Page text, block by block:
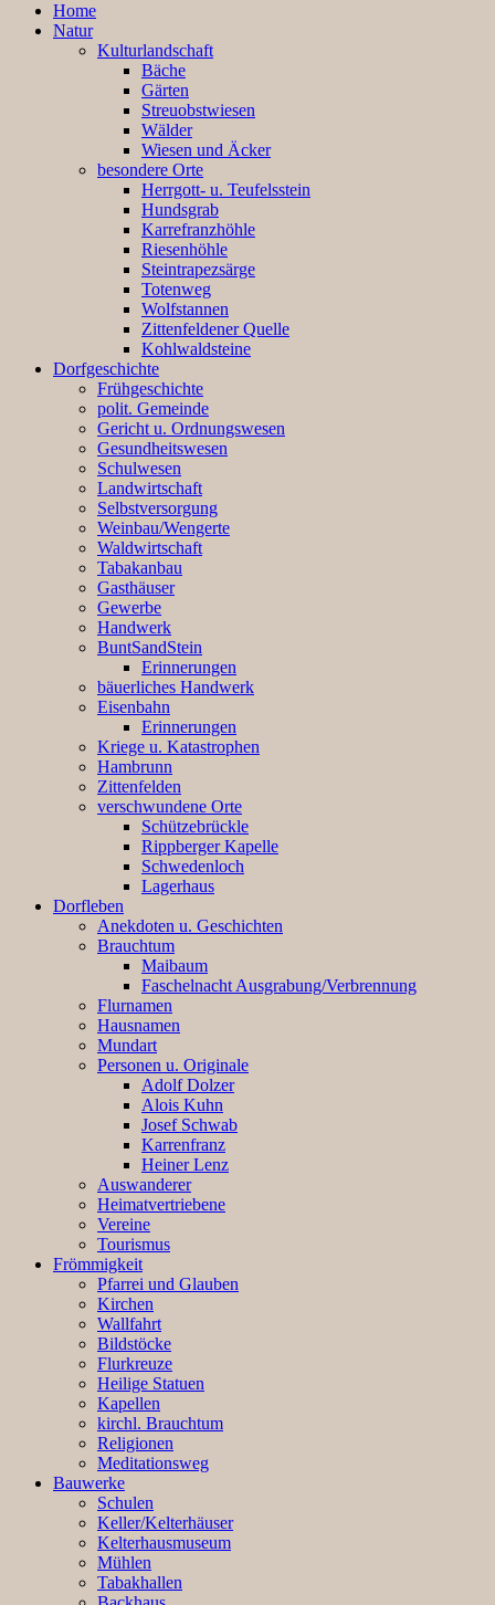
Home
Natur
Kulturlandschaft
Bäche
Gärten
Streuobstwiesen
Wälder
Wiesen und Äcker
besondere Orte
Herrgott- u. Teufelsstein
Hundsgrab
Karrefranzhöhle
Riesenhöhle
Steintrapezsärge
Totenweg
Wolfstannen
Zittenfeldener Quelle
Kohlwaldsteine
Dorfgeschichte
Frühgeschichte
polit. Gemeinde
Gericht u. Ordnungswesen
Gesundheitswesen
Schulwesen
Landwirtschaft
Selbstversorgung
Weinbau/Wengerte
Waldwirtschaft
Tabakanbau
Gasthäuser
Gewerbe
Handwerk
BuntSandStein
Erinnerungen
bäuerliches Handwerk
Eisenbahn
Erinnerungen
Kriege u. Katastrophen
Hambrunn
Zittenfelden
verschwundene Orte
Schützebrückle
Rippberger Kapelle
Schwedenloch
Lagerhaus
Dorfleben
Anekdoten u. Geschichten
Brauchtum
Maibaum
Faschelnacht Ausgrabung/Verbrennung
Flurnamen
Hausnamen
Mundart
Personen u. Originale
Adolf Dolzer
Alois Kuhn
Josef Schwab
Karrenfranz
Heiner Lenz
Auswanderer
Heimatvertriebene
Vereine
Tourismus
Frömmigkeit
Pfarrei und Glauben
Kirchen
Wallfahrt
Bildstöcke
Flurkreuze
Heilige Statuen
Kapellen
kirchl. Brauchtum
Religionen
Meditationsweg
Bauwerke
Schulen
Keller/Kelterhäuser
Kelterhausmuseum
Mühlen
Tabakhallen